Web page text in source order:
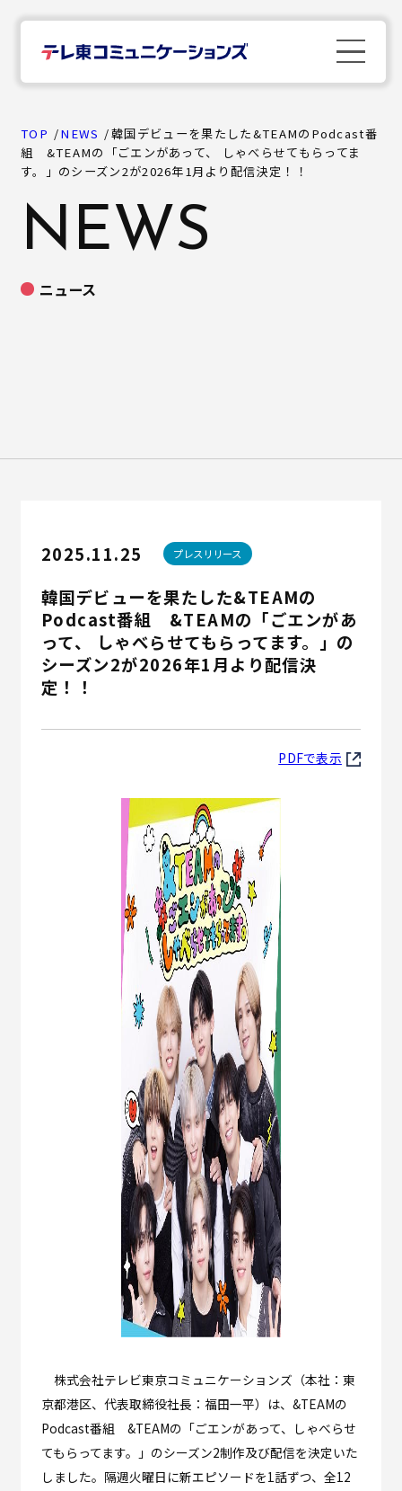
TOP
TOP NEWS
韓国デビューを果たした&TEAMのPodcast番
組 &TEAMの「ごエンがあって、 しゃべらせてもらってま
す。」のシーズン2が2026年1月より配信決定！！
NEWS
ニュース
2025.11.25 プレスリリース
韓国デビューを果たした&TEAMの
Podcast番組 &TEAMの「ごエンがあ
って、 しゃべらせてもらってます。」の
シーズン2が2026年1月より配信決
定！！
PDFで表示
株式会社テレビ東京コミュニケーションズ（本社：東
京都港区、代表取締役社長：福田一平）は、&TEAMの
Podcast番組 &TEAMの「ごエンがあって、しゃべらせ
てもらってます。」のシーズン2制作及び配信を決定いた
しました。隔週火曜日に新エピソードを1話ずつ、全12